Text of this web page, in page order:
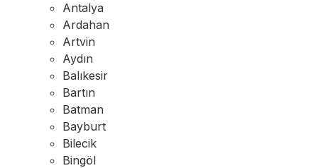
Antalya
Ardahan
Artvin
Aydın
Balıkesir
Bartın
Batman
Bayburt
Bilecik
Bingöl